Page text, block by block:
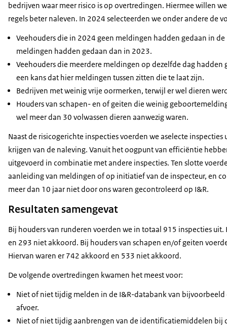
bedrijven waar meer risico is op overtredingen. Hiermee willen
regels beter naleven. In 2024 selecteerden we onder andere de
Veehouders die in 2024 geen meldingen hadden gedaan in
meldingen hadden gedaan dan in 2023.
Veehouders die meerdere meldingen op dezelfde dag hadden
een kans dat hier meldingen tussen zitten die te laat zijn.
Bedrijven met weinig vrije oormerken, terwijl er wel dieren
Houders van schapen- en of geiten die weinig
wel meer dan 30 volwassen dieren aanwezig waren.
Naast de risicogerichte inspecties voerden we aselecte
krijgen van de naleving. Vanuit het oogpunt van efficiëntie
uitgevoerd in combinatie met andere inspecties. Ten slotte
aanleiding van meldingen of op initiatief van de inspecteur, en
meer dan 10 jaar niet door ons waren gecontroleerd op I&R.
Resultaten samengevat
Bij houders van runderen voerden we in totaal 915 inspecties
en 293 niet akkoord. Bij houders van schapen en/of geiten
Hiervan waren er 742 akkoord en 533 niet akkoord.
De volgende overtredingen kwamen het meest voor:
Niet of niet tijdig melden in de I&R-databank van
afvoer.
Niet of niet tijdig aanbrengen van de identificatiemiddelen bij